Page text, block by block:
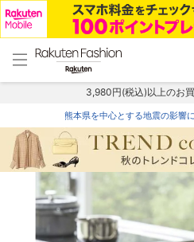
menu home
トップ
3,980円(税込)以上のお
熊本県を中心とする地震の影響